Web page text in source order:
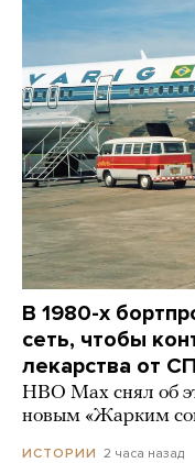
В 1980-х
сеть, чтобы
лекарства от
HBO Max снял об
новым «Жарким
ИСТОРИИ 2 часа назад